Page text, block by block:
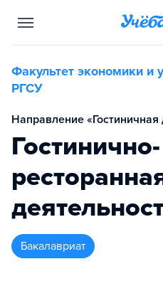
Факультет экономики и
РГСУ
Направление «Гостиничная
Гостинично-
бакалавриат